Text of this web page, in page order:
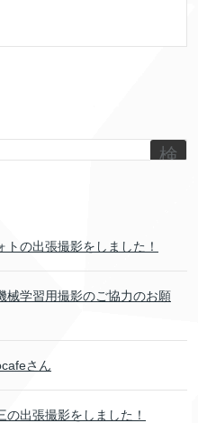
検
の出張撮影をしました！
械学習用撮影のご協力のお願
さん
出張撮影をしました！